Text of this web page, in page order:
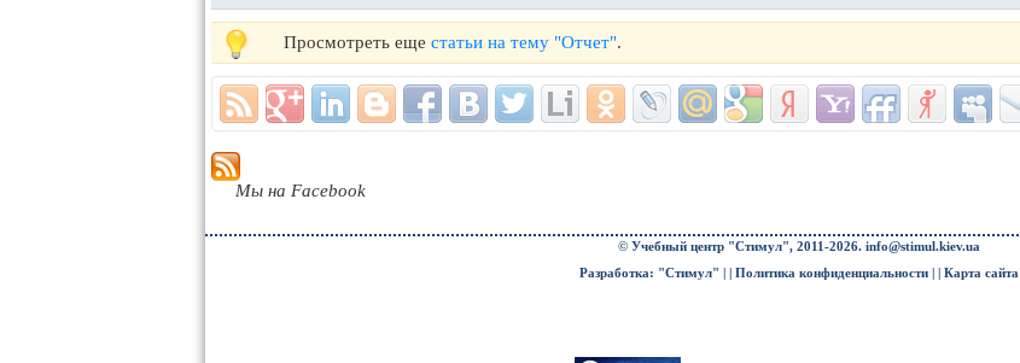
Просмотреть еще статьи на тему "Отчет".
Мы на Facebook
© Учебный центр "Стимул", 2011-2026. info@stimul.kiev.ua
Разработка: "Стимул" | | Политика конфиденциальности| | Карта сайта